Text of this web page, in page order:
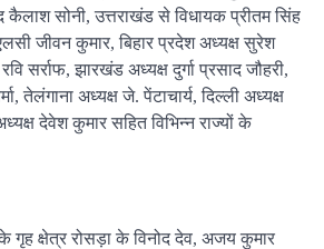
सोनी, उत्तराखंड से विधायक प्रीतम सिंह
जीवन कुमार, बिहार प्रदेश अध्यक्ष सुरेश
सर्राफ, झारखंड अध्यक्ष दुर्गा प्रसाद जौहरी,
तेलंगाना अध्यक्ष जे. पेंटाचार्य, दिल्ली अध्यक्ष
देवेश कुमार सहित विभिन्न राज्यों के
गृह क्षेत्र रोसड़ा के विनोद देव, अजय कुमार